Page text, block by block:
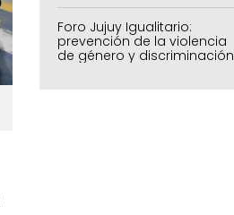
Foro Jujuy Igualitario:
prevención de la violencia
de género y discriminación